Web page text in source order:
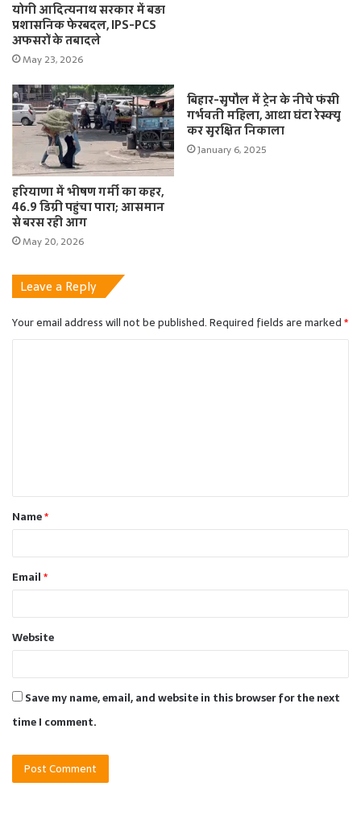
योगी आदित्यनाथ सरकार में बड़ा
प्रशासनिक फेरबदल, IPS-PCS
अफसरों के तबादले
May 23, 2026
हरियाणा में भीषण गर्मी का कहर,
46.9 डिग्री पहुंचा पारा; आसमान
से बरस रही आग
May 20, 2026
बिहार-सुपौल में ट्रेन के नीचे फंसी
गर्भवती महिला, आधा घंटा रेस्क्यू
कर सुरक्षित निकाला
January 6, 2025
Leave a Reply
Your email address will not be published.Required fields are marked*
t
*Name*
Email*
Website
Save my name, email, and website in this browser for the next
time I comment.